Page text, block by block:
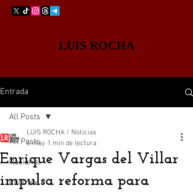
LUIS ROCHA
Entrada
All Posts
Nacional
Edomex
All Posts
Enrique Vargas del Villar
impulsa reforma para
LUIS ROCHA / Noticias
6 may 1 min de lectura